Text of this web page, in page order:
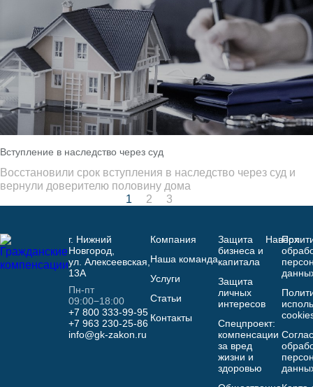
Вступление в наследство через суд
Восстановили срок вступления в наследство через суд и
вернули доверителю половину дома
1
2 3
Наверх
г. Нижний
Новгород,
ул. Алексеевская,
13А
Пн-пт
09:00−18:00
+7 800 333-99-95
+7 963 230-25-86
info@gk-zakon.ru
Компания
Наша команда
Услуги
Статьи
Контакты
Защита
бизнеса и
капитала
Защита
личных
интересов
Спецпроект:
компенсации
за вред
жизни и
здоровью